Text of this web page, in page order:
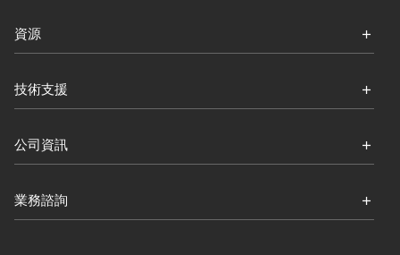
資源
技術支援
公司資訊
業務諮詢